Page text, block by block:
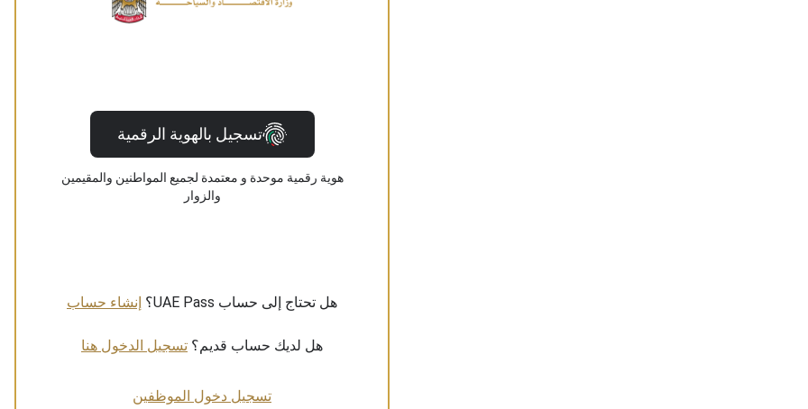
تسجيل بالهوية الرقمية
هوية رقمية موحدة و معتمدة لجميع المواطنين والمقيمين
والزوار
هل تحتاج إلى حساب UAE Pass؟ إنشاء حساب
هل لديك حساب قديم؟ تسجيل الدخول هنا
تسجيل دخول الموظفين